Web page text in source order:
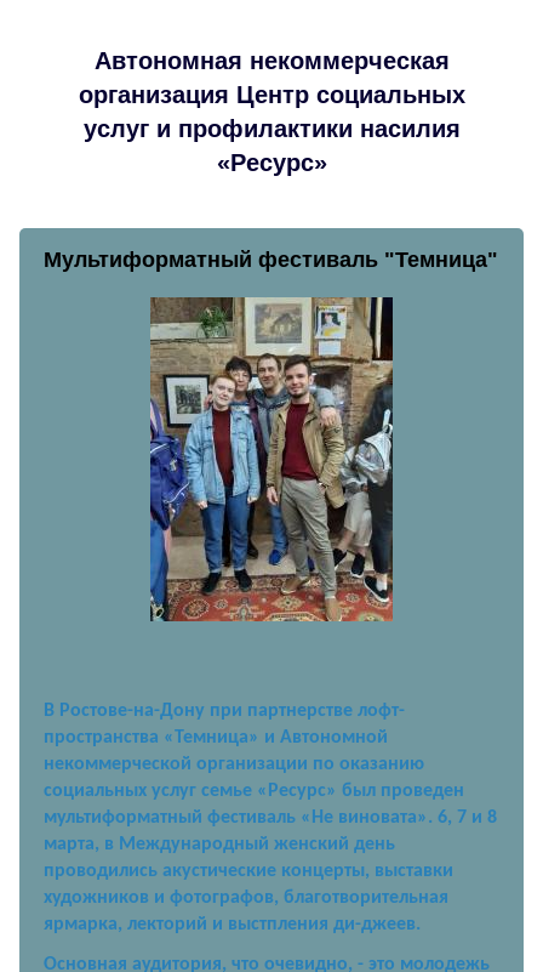
Автономная некоммерческая
организация Центр социальных
услуг и профилактики насилия
«Ресурс»
Мультиформатный фестиваль "Темница"
В Ростове-на-Дону при партнерстве лофт-
пространства «Темница» и Автономной
некоммерческой организации по оказанию
социальных услуг семье «Ресурс» был проведен
мультиформатный фестиваль «Не виновата». 6, 7 и 8
марта, в Международный женский день
проводились акустические концерты, выставки
художников и фотографов, благотворительная
ярмарка, лекторий и выстпления ди-джеев.
Основная аудитория, что очевидно, - это молодежь